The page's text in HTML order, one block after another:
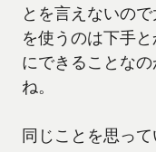
とを言えないの
を使うのは下手
にできることな
ね。
同じことを思って